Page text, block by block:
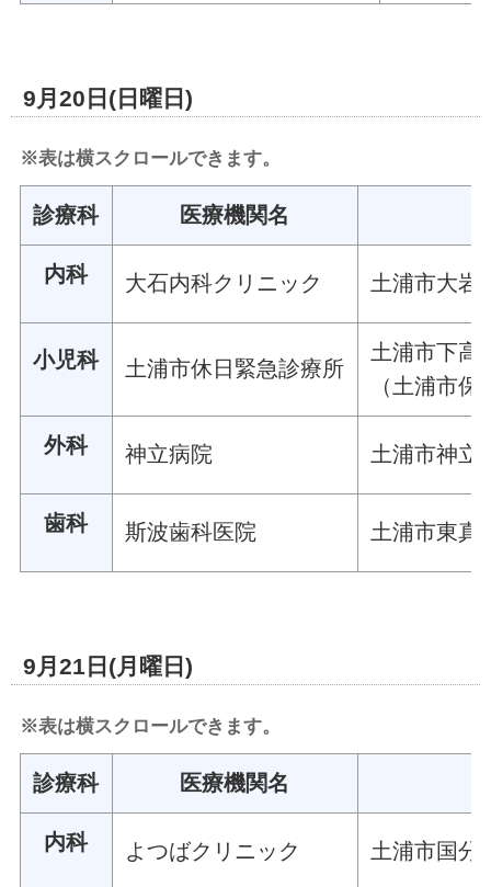
9月20日(日曜日)
※表は横スクロールできます。
診療科 医療機関名
内科 大石内科クリニック 土浦市大岩
小児科 土浦市休日緊急診療所
土浦市下高
（土浦市
外科 神立病院 土浦市神立
歯科 斯波歯科医院 土浦市東真
9月21日(月曜日)
※表は横スクロールできます。
診療科 医療機関名
内科 よつばクリニック 土浦市国分